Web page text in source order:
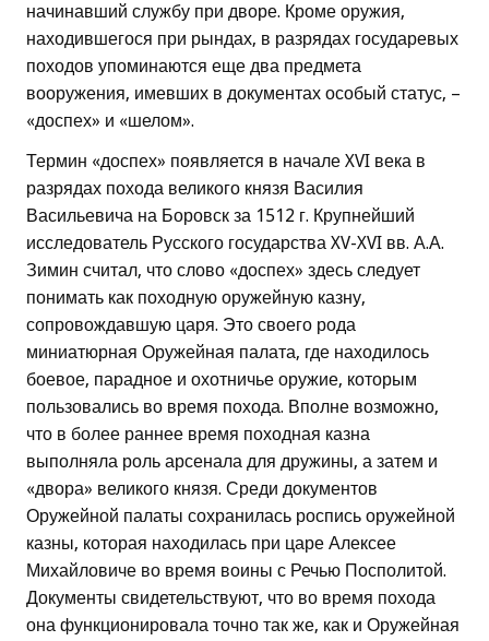
начинавший службу при дворе. Кроме оружия,
находившегося при рындах, в разрядах государевых
походов упоминаются еще два предмета
вооружения, имевших в документах особый статус, –
«доспех» и «шелом».
Термин «доспех» появляется в начале XVI века в
разрядах похода великого князя Василия
Васильевича на Боровск за 1512 г. Крупнейший
исследователь Русского государства XV-XVI вв. А.А.
Зимин считал, что слово «доспех» здесь следует
понимать как походную оружейную казну,
сопровождавшую царя. Это своего рода
миниатюрная Оружейная палата, где находилось
боевое, парадное и охотничье оружие, которым
пользовались во время похода. Вполне возможно,
что в более раннее время походная казна
выполняла роль арсенала для дружины, а затем и
«двора» великого князя. Среди документов
Оружейной палаты сохранилась роспись оружейной
казны, которая находилась при царе Алексее
Михайловиче во время воины с Речью Посполитой.
Документы свидетельствуют, что во время похода
она функционировала точно так же, как и Оружейная